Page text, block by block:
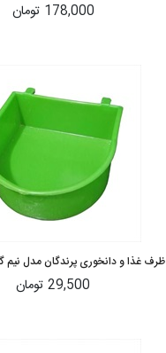
178,000 تومان
ظرف غذا و دانخوری پرندگان مدل نیم
29,500 تومان